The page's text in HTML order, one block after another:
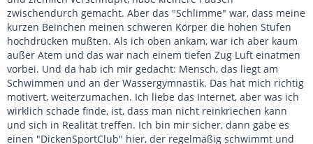
zwischendurch gemacht. Aber das "Schlimme" war, dass meine
kurzen Beinchen meinen schweren Körper die hohen Stufen
hochdrücken mußten. Als ich oben ankam, war ich aber kaum
außer Atem und das war nach einem tiefen Zug Luft einatmen
vorbei. Und da hab ich mir gedacht: Mensch, das liegt am
Schwimmen und an der Wassergymnastik. Das hat mich richtig
motivert, weiterzumachen. Ich liebe das Internet, aber was ich
wirklich schade finde, ist, dass man nicht reinkriechen kann
und sich in Realität treffen. Ich bin mir sicher, dann gäbe es
einen "DickenSportClub" hier, der regelmäßig schwimmt und